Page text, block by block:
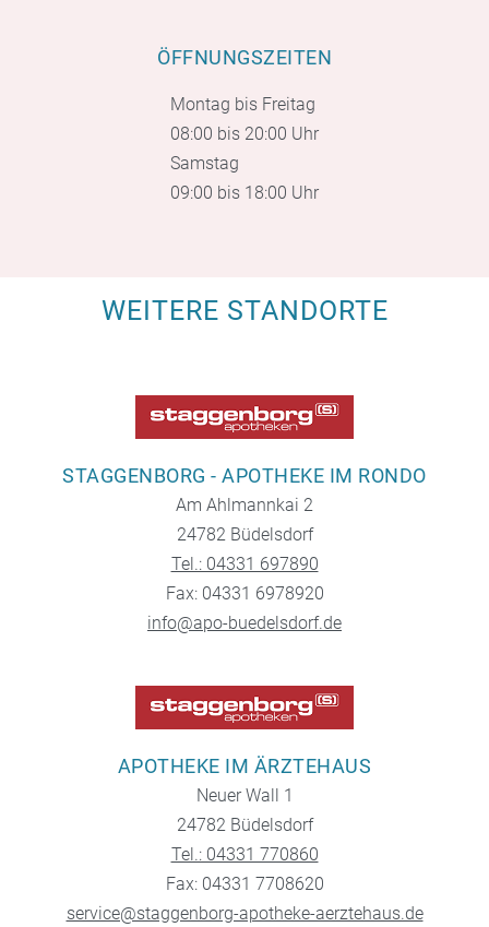
ÖFFNUNGSZEITEN
Montag bis Freitag
08:00 bis 20:00 Uhr
Samstag
09:00 bis 18:00 Uhr
WEITERE STANDORTE
STAGGENBORG - APOTHEKE IM RONDO
Am Ahlmannkai 2
24782 Büdelsdorf
Tel.: 04331 697890
Fax: 04331 6978920
info@apo-buedelsdorf.de
APOTHEKE IM ÄRZTEHAUS
Neuer Wall 1
24782 Büdelsdorf
Tel.: 04331 770860
Fax: 04331 7708620
service@staggenborg-apotheke-aerztehaus.de